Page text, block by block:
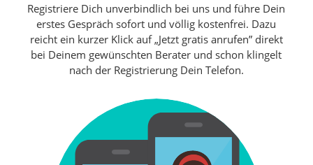
Registriere Dich unverbindlich bei uns und führe Dein
erstes Gespräch sofort und völlig kostenfrei. Dazu
reicht ein kurzer Klick auf „Jetzt gratis anrufen” direkt
bei Deinem gewünschten Berater und schon klingelt
nach der Registrierung Dein Telefon.